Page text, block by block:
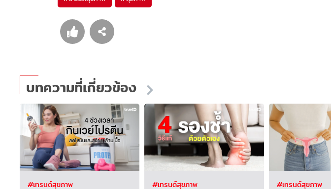
บทความที่เกี่ยวข้อง
#เทรนด์สุขภาพ #เทรนด์สุขภาพ #เทรนด์สุขภาพ